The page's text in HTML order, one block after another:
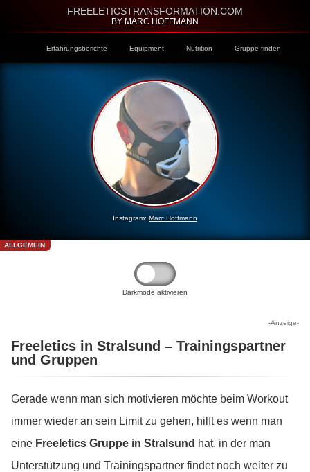
FREELETICSTRANSFORMATION.COM
BY MARC HOFFMANN
Erfahrungsberichte Equipment Nutrition Gruppe finden
Instagram: Marc Hoffmann
ALLGEMEIN
Darkmode aktivieren
-Anzeige-
Freeletics in Stralsund – Trainingspartner
und Gruppen
Gerade wenn man sich motivieren möchte beim Workout
immer wieder an sein Limit zu gehen, hilft es wenn man
eine Freeletics Gruppe in Stralsund hat, in der man
Unterstützung und Trainingspartner findet noch weiter zu